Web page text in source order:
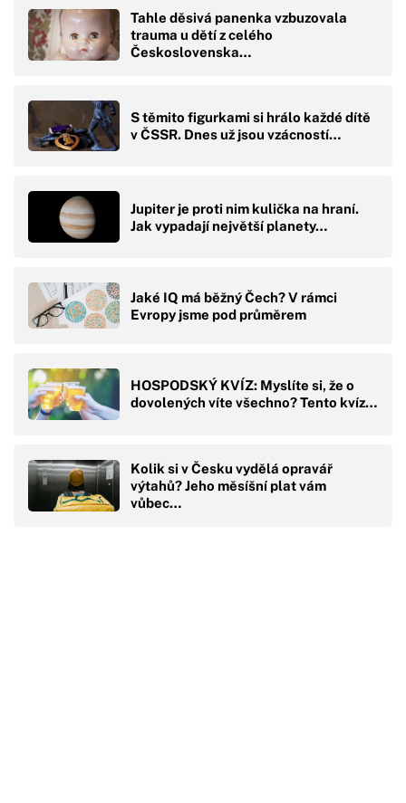
Tahle děsivá panenka vzbuzovala
trauma u dětí z celého
Československa…
S těmito figurkami si hrálo každé dítě
v ČSSR. Dnes už jsou vzácností…
Jupiter je proti nim kulička na hraní.
Jak vypadají největší planety…
Jaké IQ má běžný Čech? V rámci
Evropy jsme pod průměrem
HOSPODSKÝ KVÍZ: Myslíte si, že o
dovolených víte všechno? Tento kvíz…
Kolik si v Česku vydělá opravář
výtahů? Jeho měsíšní plat vám
vůbec…